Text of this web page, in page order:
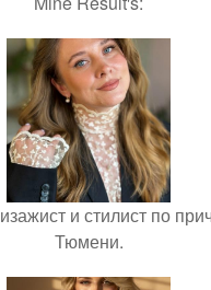
и стилист по
Тюмени.